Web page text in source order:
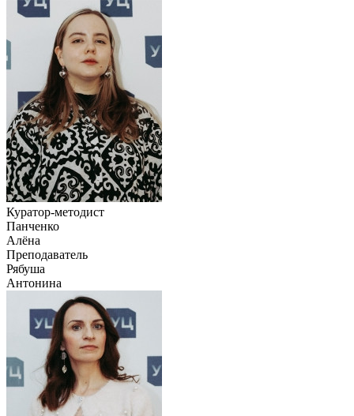
Куратор-методист
Панченко
Алёна
Преподаватель
Рябуша
Антонина